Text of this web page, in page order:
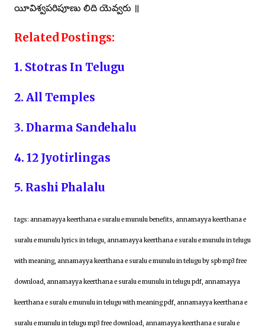
యీవిశ్వపరిపూణు లిది యెవ్వరు ॥
Related Postings:
1. Stotras In Telugu
2. All Temples
3. Dharma Sandehalu
4. 12 Jyotirlingas
5. Rashi Phalalu
tags: annamayya keerthana e suralu e munulu benefits, annamayya keerthana e
suralu e munulu lyrics in telugu, annamayya keerthana e suralu e munulu in telugu
with meaning, annamayya keerthana e suralu e munulu in telugu by spb mp3 free
download, annamayya keerthana e suralu e munulu in telugu pdf, annamayya
keerthana e suralu e munulu in telugu with meaning pdf, annamayya keerthana e
suralu e munulu in telugu mp3 free download, annamayya keerthana e suralu e